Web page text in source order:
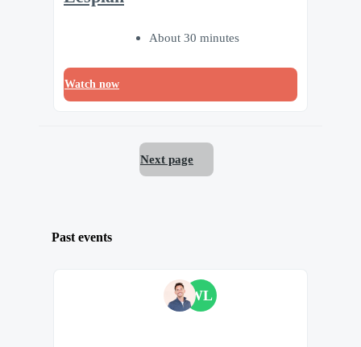
About 30 minutes
Watch now
Next page
Past events
WL